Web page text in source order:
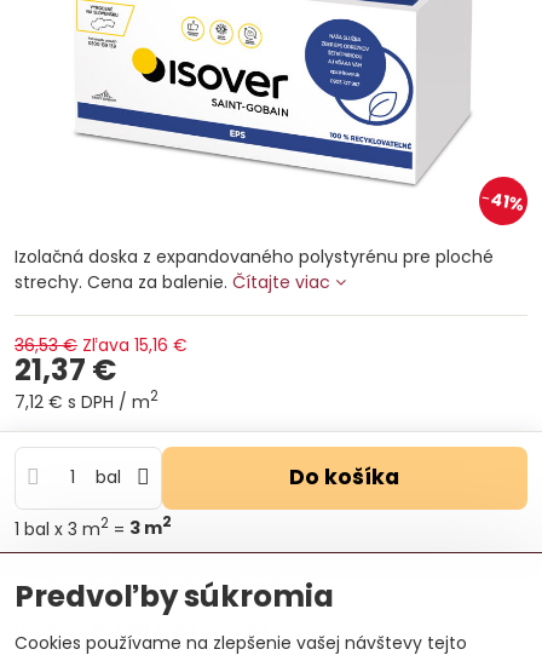
41%
Izolačná doska z expandovaného polystyrénu pre ploché
strechy. Cena za balenie. Čítajte viac
36,53 € Zľava 15,16 €
21,37 €
7,12 € s DPH / m2
bal Do košíka
1 bal x 3 m2 = 3 m2
Otázka k produktu
Doručenia
Výrobca:
ISOVER Saint-Gobain
Predvoľby súkromia
Cookies používame na zlepšenie vašej návštevy tejto